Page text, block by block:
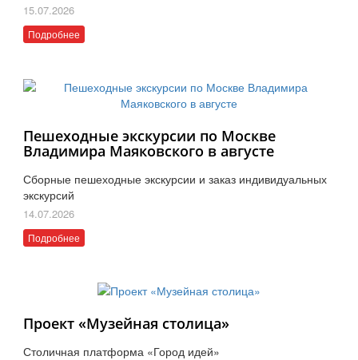
15.07.2026
Подробнее
Пешеходные экскурсии по Москве
Владимира Маяковского в августе
Сборные пешеходные экскурсии и заказ индивидуальных
экскурсий
14.07.2026
Подробнее
Проект «Музейная столица»
Столичная платформа «Город идей»